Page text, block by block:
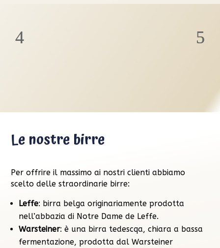
Le nostre birre
Per offrire il massimo ai nostri clienti abbiamo
scelto delle straordinarie birre:
Leffe: birra belga originariamente prodotta
nell’abbazia di Notre Dame de Leffe.
Warsteiner: è una birra tedescqa, chiara a bassa
fermentazione, prodotta dal Warsteiner